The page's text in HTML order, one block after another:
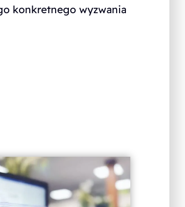
konkretnego wyzwania